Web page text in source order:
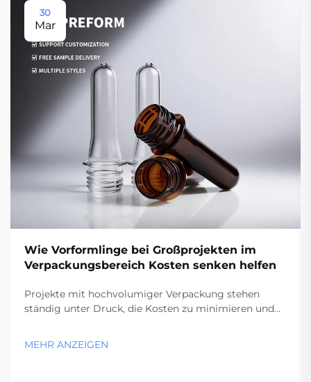
30
Mar
Wie Vorformlinge bei Großprojekten im
Verpackungsbereich Kosten senken helfen
Projekte mit hochvolumiger Verpackung stehen
ständig unter Druck, die Kosten zu minimieren und
Tausende oder Millionen von Behältern produziert
MEHR ANZEIGEN